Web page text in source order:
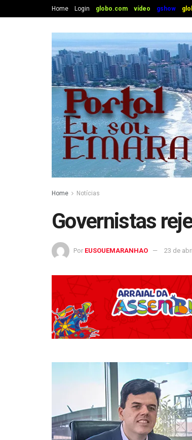
Home Login globo.com vídeo gshow
Home Notícias
Governistas
Por EUSOUEMARANHAO 23 de